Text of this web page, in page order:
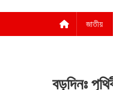
জাতীয়
বড়দিনঃ